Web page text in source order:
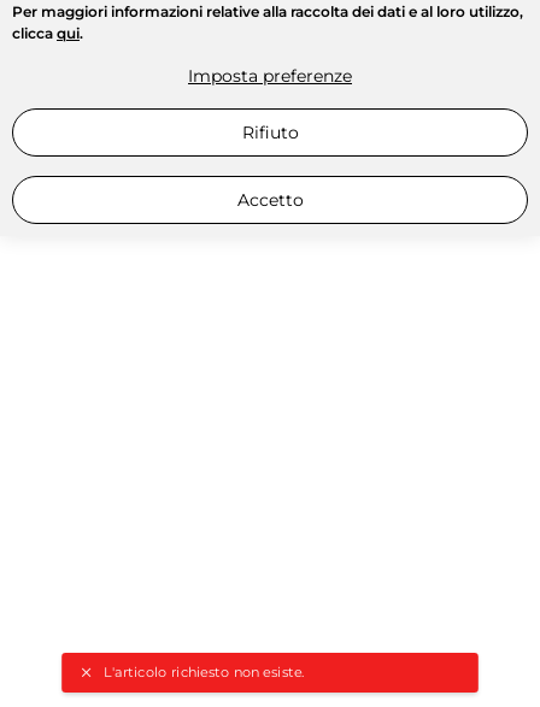
L'articolo richiesto non esiste.
Per maggiori informazioni relative alla raccolta dei dati e al loro utilizzo,
clicca qui.
Imposta preferenze
Rifiuto
Accetto